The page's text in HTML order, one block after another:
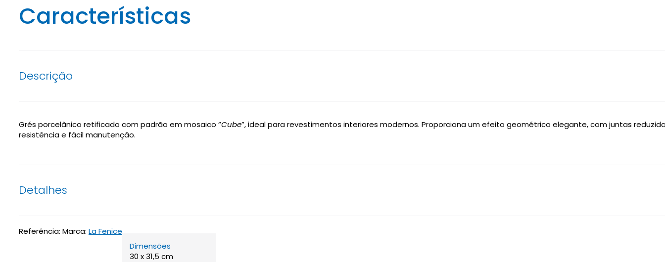
Características
Descrição
Grés porcelânico retificado com padrão em mosaico “Cube”, ideal para revestimentos interiores modernos. Proporciona um efeito geométrico elegante, com juntas
resistência e fácil manutenção.
Detalhes
Referência: Marca: La Fenice
Dimensões
30 x 31,5 cm